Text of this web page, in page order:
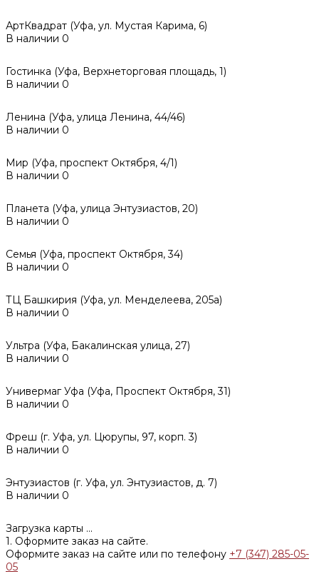
АртКвадрат (Уфа, ул. Мустая Карима, 6)
В наличии 0
Гостинка (Уфа, Верхнеторговая площадь, 1)
В наличии 0
Ленина (Уфа, улица Ленина, 44/46)
В наличии 0
Мир (Уфа, проспект Октября, 4/1)
В наличии 0
Планета (Уфа, улица Энтузиастов, 20)
В наличии 0
Семья (Уфа, проспект Октября, 34)
В наличии 0
ТЦ Башкирия (Уфа, ул. Менделеева, 205а)
В наличии 0
Ультра (Уфа, Бакалинская улица, 27)
В наличии 0
Универмаг Уфа (Уфа, Проспект Октября, 31)
В наличии 0
Фреш (г‌. Уфа, ул. Цюрупы, 97, корп. 3)
В наличии 0
Энтузиастов (г. Уфа, ул. Энтузиастов, д. 7)
В наличии 0
Загрузка карты ...
1. Оформите заказ на сайте.
Оформите заказ на сайте или по телефону +7 (347) 285-05-
05